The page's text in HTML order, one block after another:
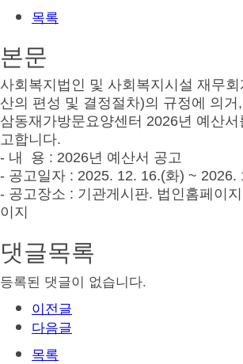
목록
본문
사회복지법인 및 사회복지시설 재무회
산의 편성 및 결정절차)의 규정에 의거,
삼동재가방문요양센터 2026년 예산
고합니다.
- 내 용 : 2026년 예산서 공고
- 공고일자 : 2025. 12. 16.(화) ~ 2026.
- 공고장소 : 기관게시판. 법인홈페이
이지
댓글목록
등록된 댓글이 없습니다.
이전글
다음글
목록